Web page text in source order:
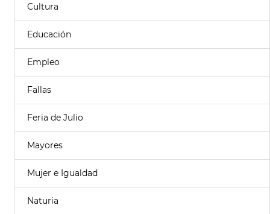
Cultura
Educación
Empleo
Fallas
Feria de Julio
Mayores
Mujer e Igualdad
Naturia